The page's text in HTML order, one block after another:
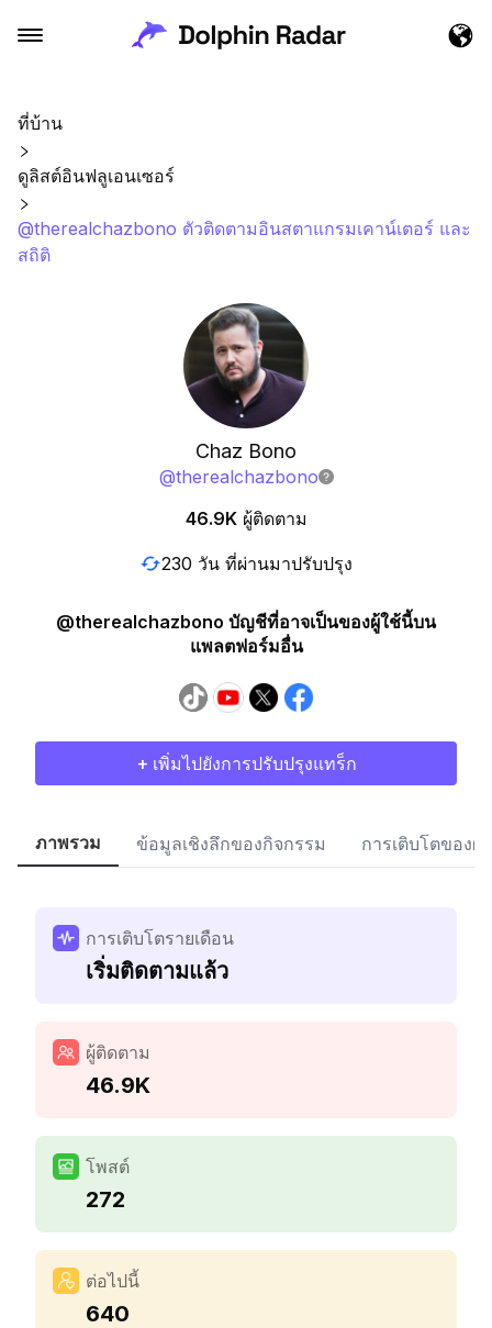
ที่บ้าน
ดูลิสต์อินฟลูเอนเซอร์
@therealchazbono ตัวติดตามอินสตาแกรมเคาน์เตอร์ และ
สถิติ
Chaz Bono
@therealchazbono
46.9K ผู้ติดตาม
230 วัน ที่ผ่านมาปรับปรุง
@therealchazbono บัญชีที่อาจเป็นของผู้ใช้นี้บน
แพลตฟอร์มอื่น
+ เพิ่มไปยังการปรับปรุงแทร็ก
ภาพรวม ข้อมูลเชิงลึกของกิจกรรม การเติบโตของผู้
การเติบโตรายเดือน
เริ่มติดตามแล้ว
ผู้ติดตาม
46.9K
โพสต์
272
ต่อไปนี้
640